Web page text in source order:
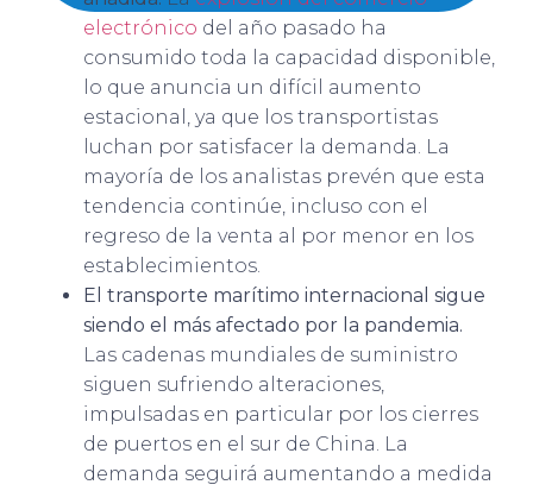
electrónico del año pasado ha
consumido toda la capacidad disponible,
lo que anuncia un difícil aumento
estacional, ya que los transportistas
luchan por satisfacer la demanda. La
mayoría de los analistas prevén que esta
tendencia continúe, incluso con el
regreso de la venta al por menor en los
establecimientos.
El transporte marítimo internacional sigue
siendo el más afectado por la pandemia.
Las cadenas mundiales de suministro
siguen sufriendo alteraciones,
impulsadas en particular por los cierres
de puertos en el sur de China. La
demanda seguirá aumentando a medida